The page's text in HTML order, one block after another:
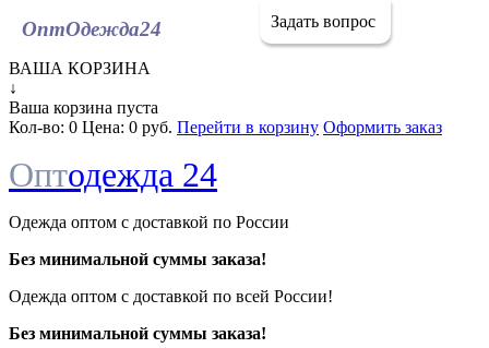
ОптОдежда24
ВАША КОРЗИНА
↓
Ваша корзина пуста
Кол-во: 0 Цена: 0 руб. Перейти в корзину Оформить заказ
Оптодежда 24
Одежда оптом с доставкой по России
Без минимальной суммы заказа!
Одежда оптом c доставкой по всей России!
Без минимальной суммы заказа!
Задать вопрос